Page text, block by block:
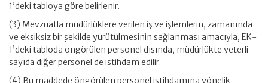
1’deki tabloya göre belirlenir.
(3) Mevzuatla müdürlüklere verilen iş ve işlemlerin, zamanında
ve eksiksiz bir şekilde yürütülmesinin sağlanması amacıyla, EK-
1’deki tabloda öngörülen personel dışında, müdürlükte yeterli
sayıda diğer personel de istihdam edilir.
(4) Bu maddede öngörülen personel istihdamına yönelik